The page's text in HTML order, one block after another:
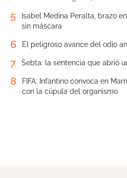
5
Isabel Medina Peralta, brazo
sin máscara
6 El peligroso avance del odio
7 Sebta: la sentencia que abrió
8
FIFA: Infantino convoca en
con la cúpula del organismo